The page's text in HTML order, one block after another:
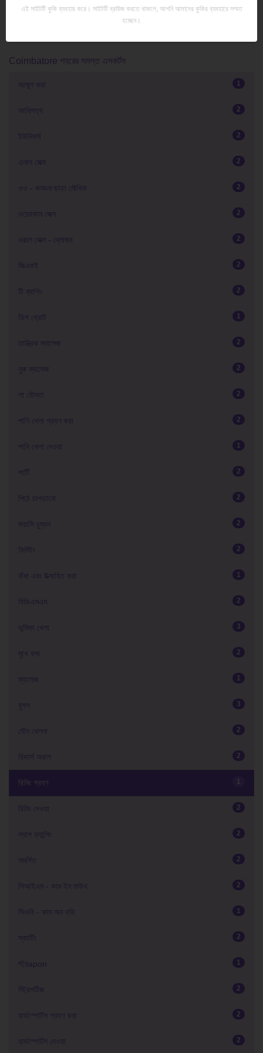
Coimbatore শহরের সমস্ত এসকর্টস
আঙ্গুল করা 1
আধিপত্য 2
2
এনাল সেক্স 2
ওও - কনডম ছাড়া মৌখিক 2
ওয়েবকাম সেক্স 2
ওরাল সেক্স - ব্লোজব 2
জিএফই 2
টি ব্যাগিং 2
ডিপ থ্রোট 1
তান্ত্রিক ম্যাসেজ 2
নুরু ম্যাসেজ 2
পা যৌনতা 2
পানি খেলা গ্রহণ করা 2
পানি খেলা দেওয়া 1
পার্টি 2
পিঠে চাপড়ানো 2
ফরাসি চুম্বন 2
ফিস্টিং 2
বাঁধা এবং উত্সাহিত করা 1
বিডিএসএম 2
ভূমিকা খেলা 3
মুখে বসা 2
ম্যাসেজ 1
যুগল 3
যৌন খেলনা 2
রিভার্স অরাল 2
রিমিং গ্রহণ 1
রিমিং দেওয়া 2
ল্যাপ ড্যান্সিং 2
সমর্পিত 2
সিআইএম - কাম ইন মাউথ 2
সিওবি - কাম অন বডি 1
স্কার্টিং 2
স্ট্রapon 1
স্ট্রিপটিজ 2
হার্ডস্পোর্টস গ্রহণ করা 2
হার্ডস্পোর্টস দেওয়া 2
এই সাইটটি কুকি ব্যবহার করে। সাইটটি ব্রাউজ করতে থাকলে, আপনি আমাদের কুকির ব্যবহারে সম্মত
হচ্ছেন।